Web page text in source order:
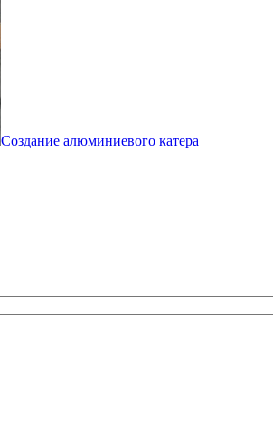
Создание алюминиевого катера